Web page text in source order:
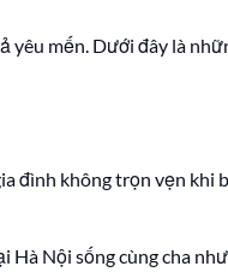
mến. Dưới đây là
đình không trọn vẹn khi
Hà Nội sống cùng cha